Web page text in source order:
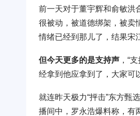
前一天对于董宇辉和俞敏洪
很被动，被道德绑架，被卖
情绪已经到那儿了，结果宋
但今天更多的是支持声 ，“
经拿到他应拿到了，大家可
就连昨天极力“抨击”东方
播间中，罗永浩爆料称，有